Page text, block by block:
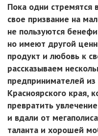
Пока одни стремятся
свое призвание на
не пользуются
но имеют другой
продукт и любовь к
рассказываем
предпринимателей из
Красноярского края,
превратить
и вдали от
таланта и хорошей